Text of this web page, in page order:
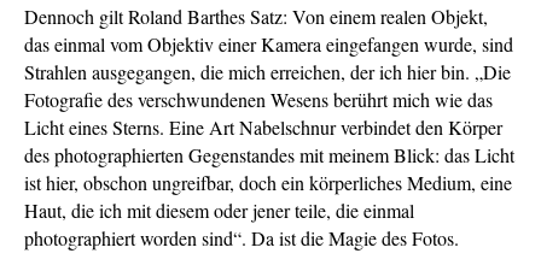
Dennoch gilt Roland Barthes Satz: Von einem realen Objekt,
das einmal vom Objektiv einer Kamera eingefangen wurde, sind
Strahlen ausgegangen, die mich erreichen, der ich hier bin. „Die
Fotografie des verschwundenen Wesens berührt mich wie das
Licht eines Sterns. Eine Art Nabelschnur verbindet den Körper
des photographierten Gegenstandes mit meinem Blick: das Licht
ist hier, obschon ungreifbar, doch ein körperliches Medium, eine
Haut, die ich mit diesem oder jener teile, die einmal
photographiert worden sind“. Da ist die Magie des Fotos.